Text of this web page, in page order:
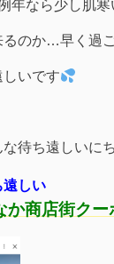
年なら少し肌寒
るのか…早く過
いです
な待ち遠しいに
遠しい
か商店街ク